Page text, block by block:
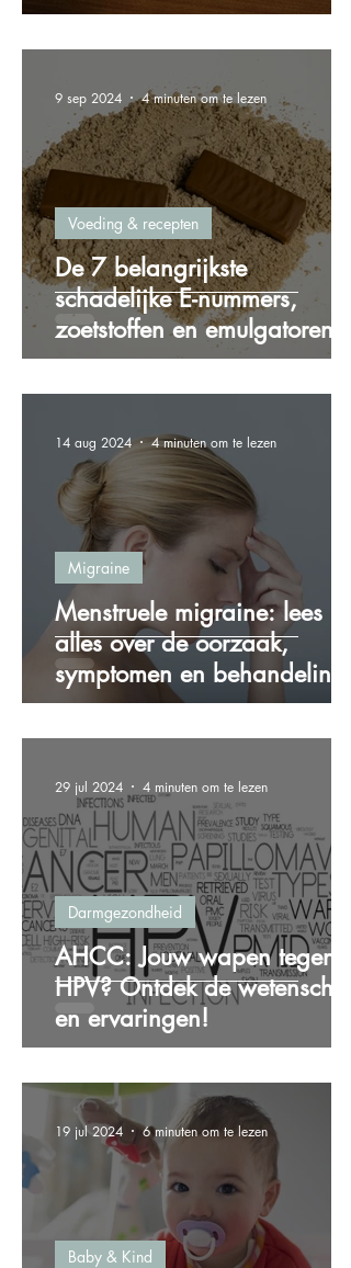
gewichtstoename
De 7 belangrijkste
schadelijke E-nummers,
zoetstoffen en emulgatoren
die je wilt vermijden!
Voeding & recepten
9 sep 2024 4 minuten om te lezen
Menstruele migraine: lees
alles over de oorzaak,
symptomen en behandeling!
Migraine
14 aug 2024 4 minuten om te lezen
AHCC: Jouw wapen tegen
HPV? Ontdek de wetenschap
en ervaringen!
Darmgezondheid
29 jul 2024 4 minuten om te lezen
Baby & Kind
19 jul 2024 6 minuten om te lezen